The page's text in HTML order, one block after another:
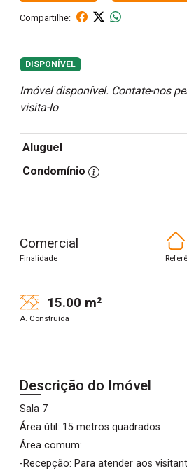
Compartilhe:
DISPONÍVEL
Imóvel disponível. Contate-nos
visita-lo
Aluguel
Condomínio
Comercial
Finalidade
15.00 m²
A. Construída
Descrição do Imóvel
Sala 7
Área útil: 15 metros quadrados
Área comum:
-Recepção: Para atender aos